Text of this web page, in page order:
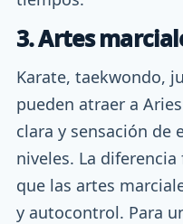
3. Artes
Karate, taekwondo,
pueden atraer a
clara y sensación de
niveles. La
que las artes
y autocontrol. Para